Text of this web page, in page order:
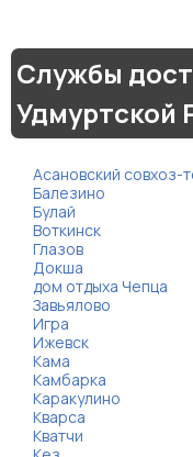
Службы
Удмуртской
Асановский совхоз-
Балезино
Булай
Воткинск
Глазов
Докша
дом отдыха Чепца
Завьялово
Игра
Ижевск
Кама
Камбарка
Каракулино
Кварса
Кватчи